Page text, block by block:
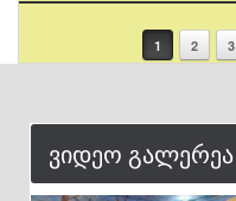
1 2 3
ვიდეო გალერეა